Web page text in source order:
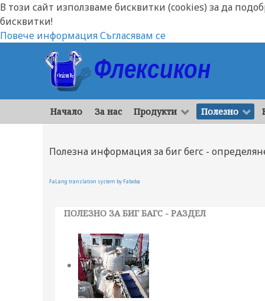
В този сайт използваме бисквитки (cookies) за да
бисквитки!
Повече информацияСъгласявам се
Начало За нас Продукти Полезно
Полезна информация за биг бегс -
FaLang translation system by Faboba
ПОЛЕЗНО ЗА БИГ БАГС - РАЗДЕЛ